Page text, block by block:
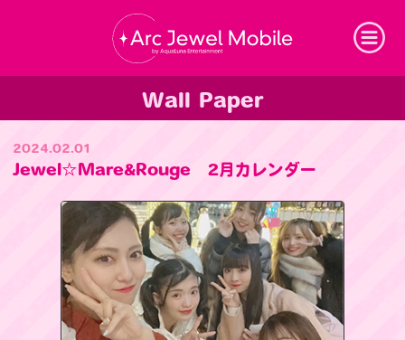
Wall Paper
2024.02.01
Jewel☆Mare&Rouge 2月カレンダー